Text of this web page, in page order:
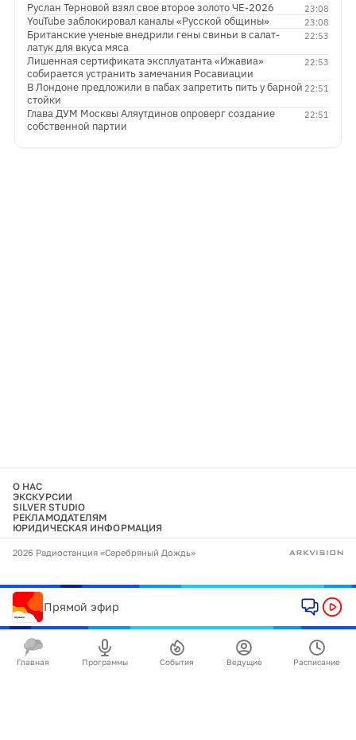
23:08
Руслан Терновой взял свое второе золото ЧЕ-2026
23:08
YouTube заблокировал каналы «Русской общины»
22:53
Британские ученые внедрили гены свиньи в салат-
латук для вкуса мяса
22:53
Лишенная сертификата эксплуатанта «Ижавиа»
собирается устранить замечания Росавиации
22:51
В Лондоне предложили в пабах запретить пить у барной
стойки
22:51
Глава ДУМ Москвы Аляутдинов опроверг создание
собственной партии
О НАС
ЭКСКУРСИИ
SILVER STUDIO
РЕКЛАМОДАТЕЛЯМ
ЮРИДИЧЕСКАЯ ИНФОРМАЦИЯ
2026 Радиостанция «Серебряный Дождь»
Прямой эфир
Главная Программы События Ведущие Расписание